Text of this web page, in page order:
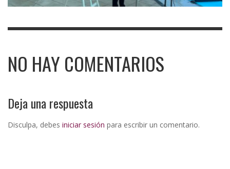
NO HAY COMENTARIOS
Deja una respuesta
Disculpa, debes iniciar sesión para escribir un comentario.